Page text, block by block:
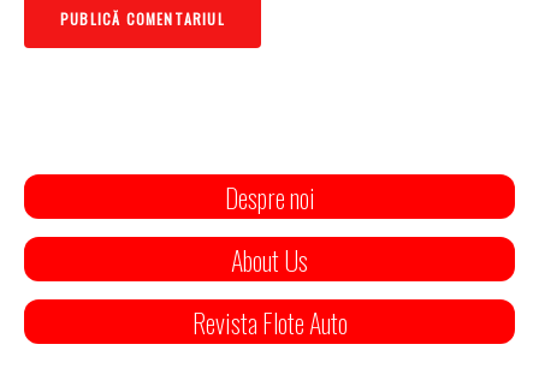
Despre noi
About Us
Revista Flote Auto